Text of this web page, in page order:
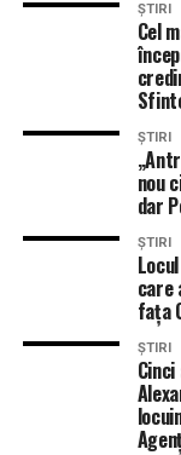
ȘTIRI
Cel
ȘTIRI
nou
dar
ȘTIRI
care
fața
ȘTIRI